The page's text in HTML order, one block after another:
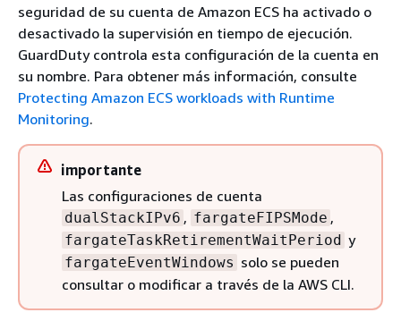
seguridad de su cuenta de Amazon ECS ha activado o
desactivado la supervisión en tiempo de ejecución.
GuardDuty controla esta configuración de la cuenta en
su nombre. Para obtener más información, consulte
Protecting Amazon ECS workloads with Runtime
Monitoring.
importante
Las configuraciones de cuenta
dualStackIPv6 , fargateFIPSMode ,
fargateTaskRetirementWaitPeriod y
fargateEventWindows solo se pueden
consultar o modificar a través de la AWS CLI.